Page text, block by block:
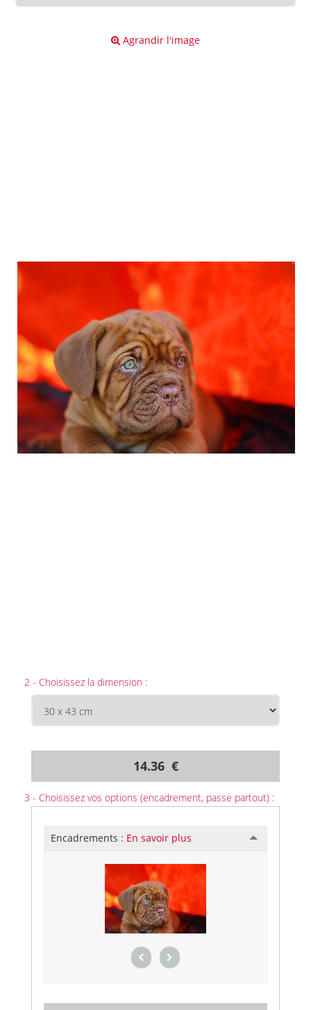
Agrandir l'image
2 - Choisissez la dimension :
14.36 €
3 - Choisissez vos options (encadrement, passe partout) :
Encadrements : En savoir plus